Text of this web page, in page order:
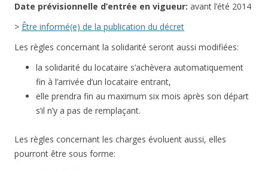
Date prévisionnelle d’entrée en vigueur: avant l’été 2014
> Être informé(e) de la publication du décret
Les règles concernant la solidarité seront aussi modifiées:
la solidarité du locataire s’achèvera automatiquement
fin à l’arrivée d’un locataire entrant,
elle prendra fin au maximum six mois après son départ
s’il n’y a pas de remplaçant.
Les règles concernant les charges évoluent aussi, elles
pourront être sous forme: